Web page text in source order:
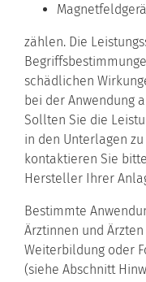
zählen. Die
schädlichen
bei der Anwendung
Sollten Sie die
in den Unterlagen
kontaktieren Sie
Hersteller Ihrer
Bestimmte
Ärztinnen und
Weiterbildung oder
(siehe Abschnitt